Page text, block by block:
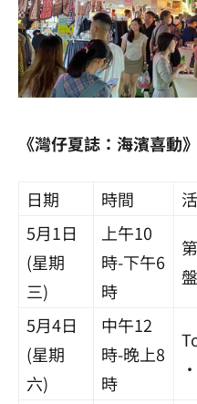
《灣仔夏誌：海濱喜動
日期 時間
5月1日
(星期
三)
上午10
時-下午6
時
5月4日
(星期
六)
中午12
時-晚上8
時